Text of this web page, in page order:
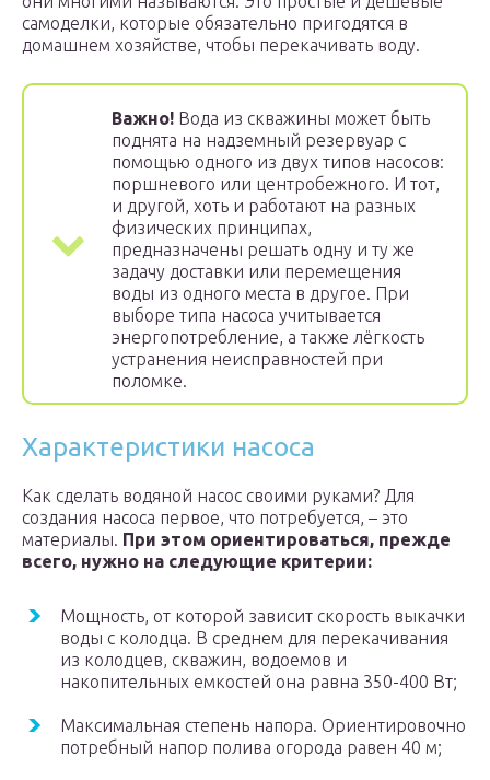
самоделки, которые обязательно пригодятся в
домашнем хозяйстве, чтобы перекачивать воду.
Важно! Вода из скважины может быть
поднята на надземный резервуар с
помощью одного из двух типов насосов:
поршневого или центробежного. И тот,
и другой, хоть и работают на разных
физических принципах,
предназначены решать одну и ту же
задачу доставки или перемещения
воды из одного места в другое. При
выборе типа насоса учитывается
энергопотребление, а также лёгкость
устранения неисправностей при
поломке.
Характеристики насоса
Как сделать водяной насос своими руками? Для
создания насоса первое, что потребуется, – это
материалы. При этом ориентироваться, прежде
всего, нужно на следующие критерии:
Мощность, от которой зависит скорость выкачки
воды с колодца. В среднем для перекачивания
из колодцев, скважин, водоемов и
накопительных емкостей она равна 350-400 Вт;
Максимальная степень напора. Ориентировочно
потребный напор полива огорода равен 40 м;